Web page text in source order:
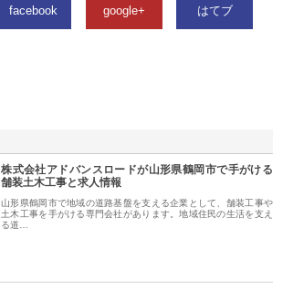
facebook google+ はてブ
株式会社アドバンスロードが山形県鶴岡市で手がける
舗装土木工事と求人情報
山形県鶴岡市で地域の道路基盤を支える企業として、舗装工事や
土木工事を手がける専門会社があります。地域住民の生活を支え
る道…